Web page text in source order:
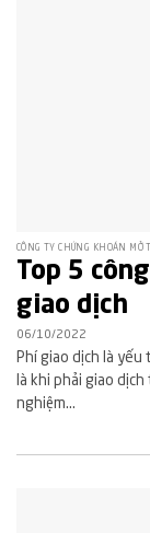
CÔNG TY CHỨNG KHOÁN MỞ
Top 5
giao dịch
06/10/2022
Phí giao dịch là
là khi phải giao
nghiệm...